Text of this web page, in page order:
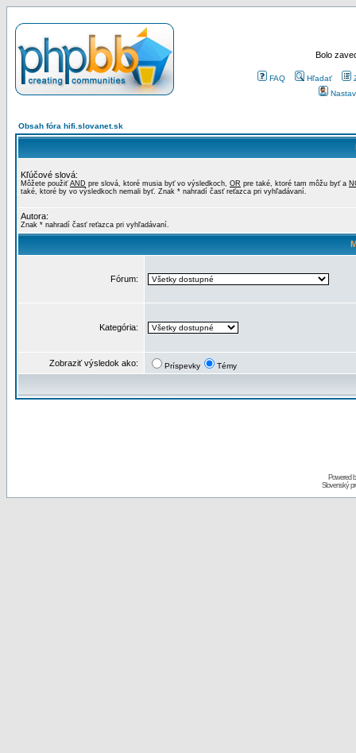
Bolo
FAQ Hľadať
Obsah fóra hifi.slovanet.sk
Kľúčové slová:
Môžete použiť AND pre slová, ktoré musia byť vo výsledkoch, OR pre také, ktoré tam môžu byť a
také, ktoré by vo výsledkoch nemali byť. Znak * nahradí časť reťazca pri vyhľadávaní.
Autora:
Znak * nahradí časť reťazca pri vyhľadávaní.
Fórum:
Kategória:
Zobraziť výsledok ako: Príspevky Témy
Powered
Slovenský